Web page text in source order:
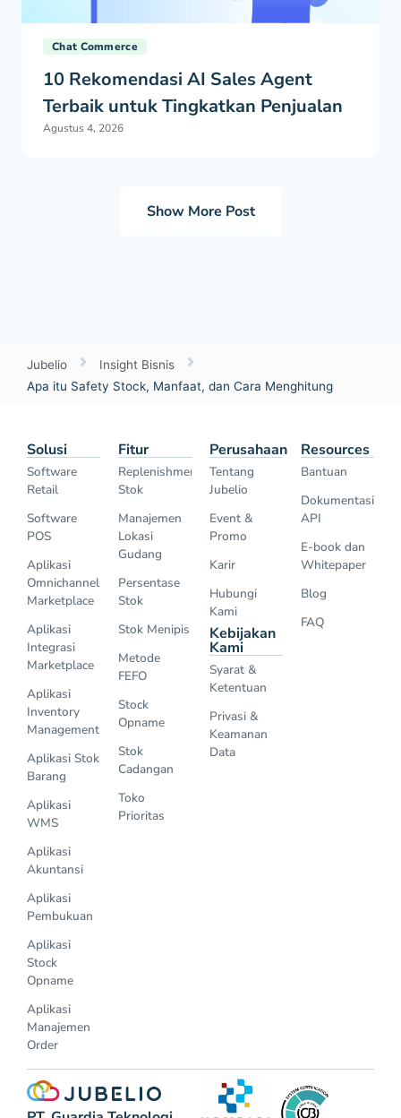
Chat Commerce
10 Rekomendasi AI Sales Agent
Terbaik untuk Tingkatkan Penjualan
Agustus 4, 2026
Show More Post
Jubelio
Insight Bisnis
Apa itu Safety Stock, Manfaat, dan Cara Menghitung
Solusi
Software
Retail
Software
POS
Aplikasi
Omnichannel
Marketplace
Aplikasi
Integrasi
Marketplace
Aplikasi
Inventory
Management
Aplikasi Stok
Barang
Aplikasi
WMS
Aplikasi
Akuntansi
Aplikasi
Pembukuan
Aplikasi
Stock
Opname
Aplikasi
Manajemen
Order
Fitur
Replenishment
Stok
Manajemen
Lokasi
Gudang
Persentase
Stok
Stok Menipis
Metode
FEFO
Stock
Opname
Stok
Cadangan
Toko
Prioritas
Perusahaan
Tentang
Jubelio
Event &
Promo
Karir
Hubungi
Kami
Kebijakan
Kami
Syarat &
Ketentuan
Privasi &
Keamanan
Data
Resources
Bantuan
Dokumentasi
API
E-book dan
Whitepaper
Blog
FAQ